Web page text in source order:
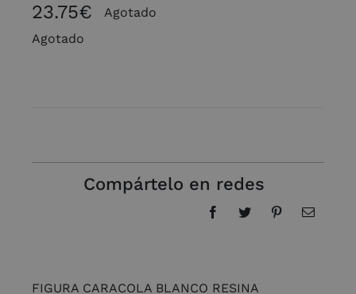
23.75€
Agotado
Agotado
Compártelo en redes
FIGURA CARACOLA BLANCO RESINA